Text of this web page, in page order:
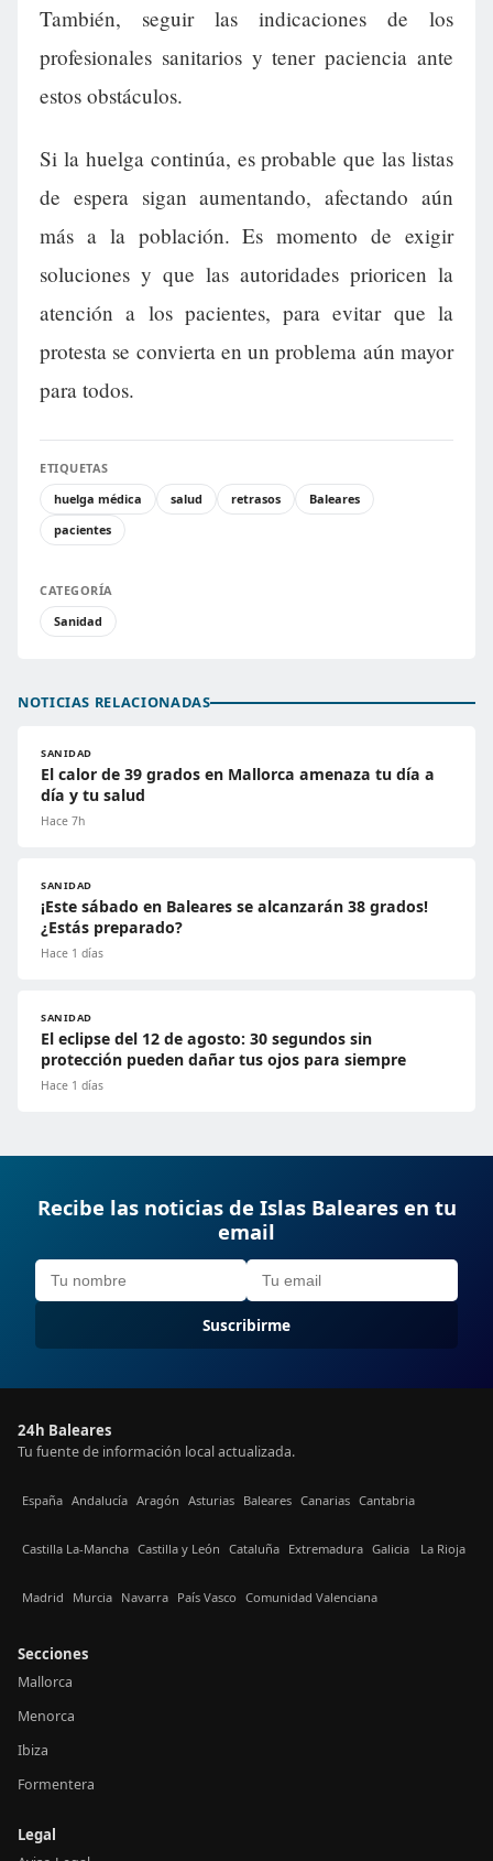
También, seguir las indicaciones de los
profesionales sanitarios y tener paciencia ante
estos obstáculos.
Si la huelga continúa, es probable que las listas
de espera sigan aumentando, afectando aún
más a la población. Es momento de exigir
soluciones y que las autoridades prioricen la
atención a los pacientes, para evitar que la
protesta se convierta en un problema aún mayor
para todos.
ETIQUETAS
huelga médica
salud retrasos
Baleares
pacientes
CATEGORÍA
Sanidad
NOTICIAS RELACIONADAS
SANIDAD
El calor de 39 grados en Mallorca amenaza tu día a
día y tu salud
Hace 7h
SANIDAD
¡Este sábado en Baleares se alcanzarán 38 grados!
¿Estás preparado?
Hace 1 días
SANIDAD
El eclipse del 12 de agosto: 30 segundos sin
protección pueden dañar tus ojos para siempre
Hace 1 días
Recibe las noticias de Islas Baleares en tu
email
Suscribirme
24h Baleares
Tu fuente de información local actualizada.
España Andalucía Aragón Asturias Baleares Canarias Cantabria
Castilla La-Mancha Castilla y León Cataluña Extremadura Galicia La Rioja
Madrid Murcia Navarra País Vasco Comunidad Valenciana
Secciones
Mallorca
Menorca
Ibiza
Formentera
Legal